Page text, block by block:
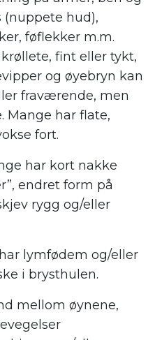
(nuppete hud),
føflekker m.m.
fint eller tykt,
og øyebryn kan
fraværende, men
Mange har flate,
fort.
har kort nakke
endret form på
rygg og/eller
lymfødem og/eller
i brysthulen.
mellom øynene,